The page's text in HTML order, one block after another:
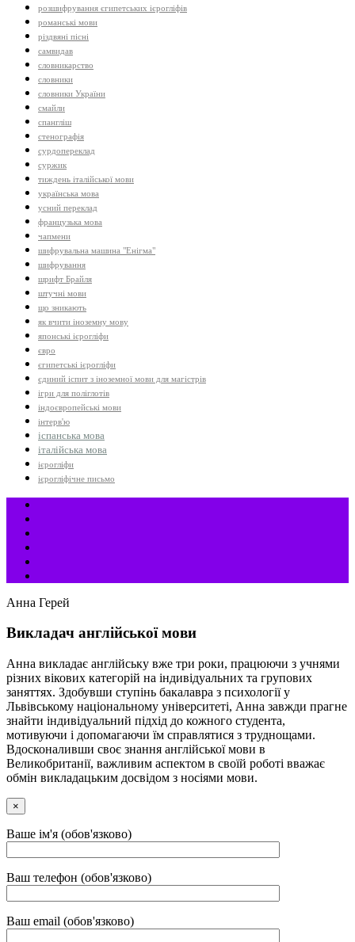
розшифрування єгипетських ієрогліфів
романські мови
різдвяні пісні
самвидав
словникарство
словники
словники України
смайли
спангліш
стенографія
сурдопереклад
суржик
тиждень італійської мови
українська мова
усний переклад
французька мова
чапмени
шифрувальна машина "Енігма"
шифрування
шрифт Брайля
штучні мови
що зникають
як вчити іноземну мову
японські ієрогліфи
євро
єгипетські ієрогліфи
єдиний іспит з іноземної мови для магістрів
ігри для поліглотів
індоєвропейські мови
інтерв'ю
іспанська мова
італійська мова
ієрогліфи
ієрогліфічне письмо
Анна Герей
Викладач англійської мови
Анна викладає англійську вже три роки, працюючи з учнями
різних вікових категорій на індивідуальних та групових
заняттях. Здобувши ступінь бакалавра з психології у
Львівському національному університеті, Анна завжди прагне
знайти індивідуальний підхід до кожного студента,
мотивуючи і допомагаючи їм справлятися з труднощами.
Вдосконаливши своє знання англійської мови в
Великобританії, важливим аспектом в своїй роботі вважає
обмін викладацьким досвідом з носіями мови.
×
Ваше ім'я (обов'язково)
Ваш телефон (обов'язково)
Ваш email (обов'язково)